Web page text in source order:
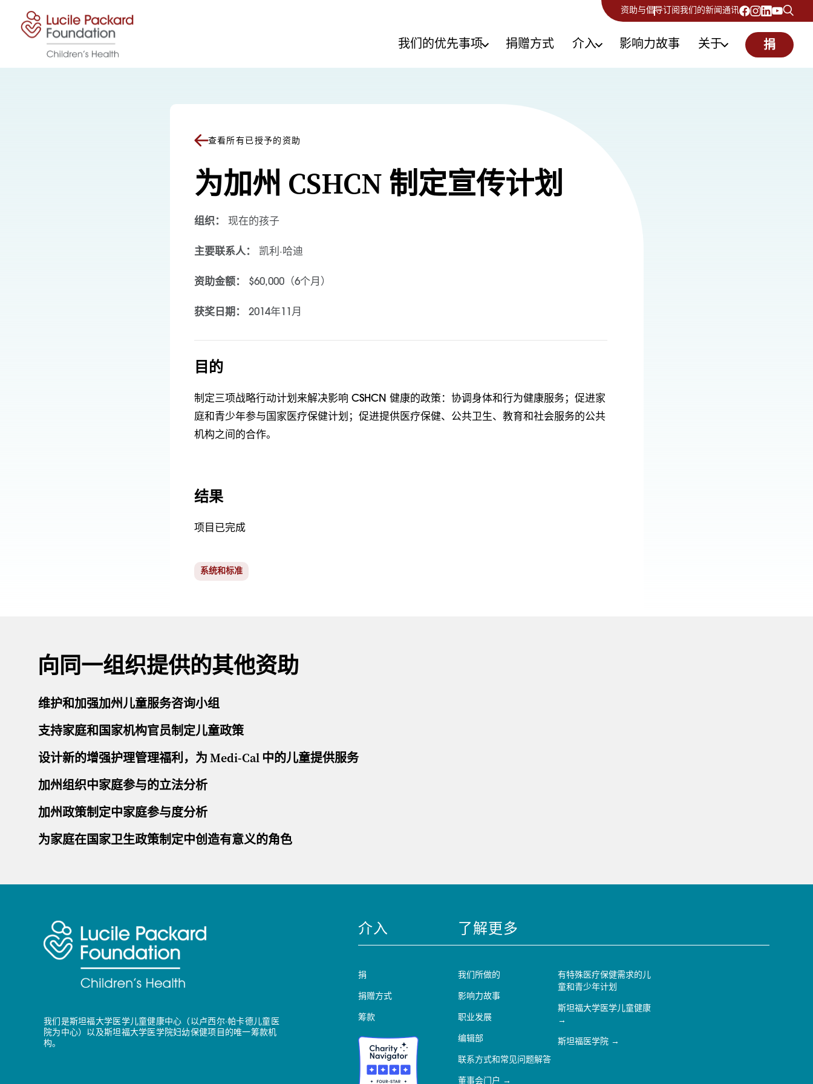
跳至内容 资助与倡导订阅我们的新闻通讯
我们的优先事项 捐赠方式 介入 影响力故事 关于 捐
查看所有已授予的资助
为加州 CSHCN 制定宣传计划
组织： 现在的孩子
主要联系人： 凯利·哈迪
资助金额： $60,000（6个月）
获奖日期： 2014年11月
目的
制定三项战略行动计划来解决影响 CSHCN 健康的政策：协调身体和行为健康服务；促进家
庭和青少年参与国家医疗保健计划；促进提供医疗保健、公共卫生、教育和社会服务的公共
机构之间的合作。
结果
项目已完成
系统和标准
向同一组织提供的其他资助
维护和加强加州儿童服务咨询小组
支持家庭和国家机构官员制定儿童政策
设计新的增强护理管理福利，为 Medi-Cal 中的儿童提供服务
加州组织中家庭参与的立法分析
加州政策制定中家庭参与度分析
为家庭在国家卫生政策制定中创造有意义的角色
我们是斯坦福大学医学儿童健康中心（以卢西尔·帕卡德儿童医
院为中心）以及斯坦福大学医学院妇幼保健项目的唯一筹款机
构。
介入
捐
捐赠方式
筹款
了解更多
我们所做的
影响力故事
职业发展
编辑部
联系方式和常见问题解答
董事会门户
有特殊医疗保健需求的儿
童和青少年计划
斯坦福大学医学儿童健康
斯坦福医学院